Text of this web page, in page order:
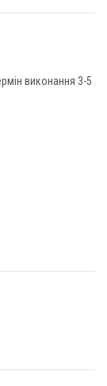
виконання 3-5